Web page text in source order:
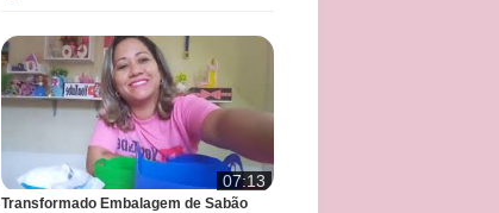
07:13
Transformado Embalagem de Sabão